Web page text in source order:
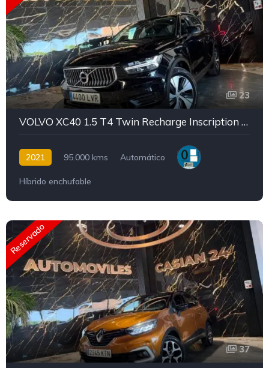
23
VOLVO XC40 1.5 T4 Twin Recharge Inscription Ex Auto
2021 95.000 kms Automático
Híbrido enchufable
Reservado
37